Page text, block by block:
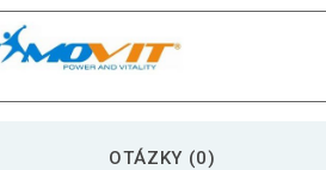
OTÁZKY (0)